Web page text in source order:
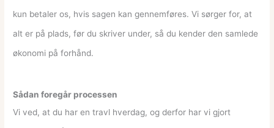
kun betaler os, hvis sagen kan gennemføres. Vi sørger for, at
alt er på plads, før du skriver under, så du kender den samlede
økonomi på forhånd.
Sådan foregår processen
Vi ved, at du har en travl hverdag, og derfor har vi gjort